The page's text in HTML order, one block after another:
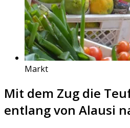
Markt
Mit dem Zug die
entlang von Alausi